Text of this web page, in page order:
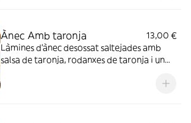
Ànec Amb taronja
13,00 €
Làmines d’ànec desossat saltejades amb
salsa de taronja, rodanxes de taronja i un